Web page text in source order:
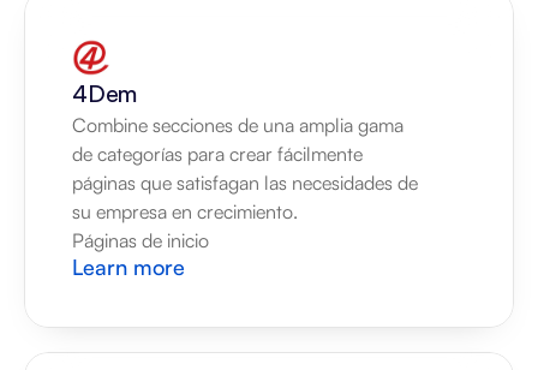
4Dem
Combine secciones de una amplia gama
de categorías para crear fácilmente
páginas que satisfagan las necesidades de
su empresa en crecimiento.
Páginas de inicio
Learn more